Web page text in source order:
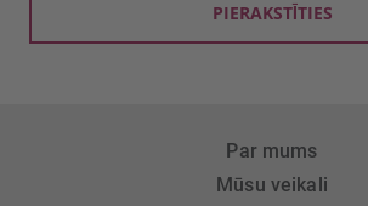
PIERAKSTĪTIES
Par mums
Mūsu veikali